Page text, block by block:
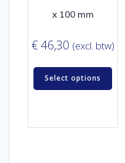
x 100 mm
€ 46,30 (excl. btw)
Select options